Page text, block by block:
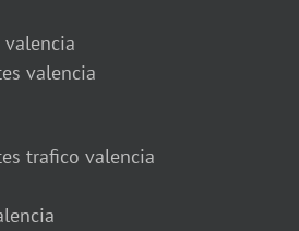
valencia
trafico valencia